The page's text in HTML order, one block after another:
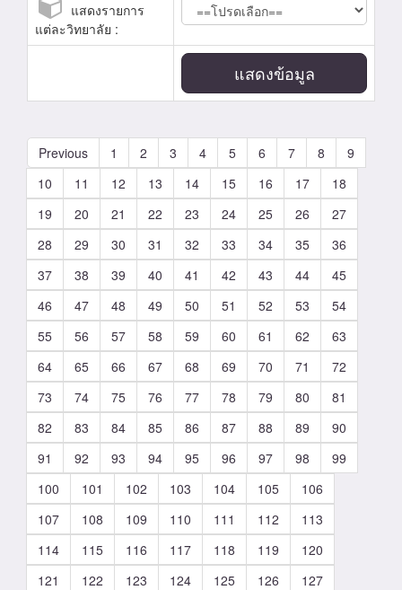
แสดงรายการ
แต่ละวิทยาลัย :
แสดงข้อมูล
Previous 1 2 3 4 5 6 7 8
9
10
11 12 13 14 15 16 17
18
19
20 21 22 23 24 25 26
27
28
29 30 31 32 33 34 35
36
37
38 39 40 41 42 43 44
45
46
47 48 49 50 51 52 53
54
55
56 57 58 59 60 61 62
63
64
65 66 67 68 69 70 71
72
73
74 75 76 77 78 79 80
81
82
83 84 85 86 87 88 89
90
91
92 93 94 95 96 97 98
99
100
101 102 103 104 105
106
107
108 109 110 111 112
113
114
115 116 117 118 119
120
121
122 123 124 125 126
127